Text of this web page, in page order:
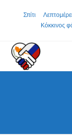
Σπίτι
Κόκκινος